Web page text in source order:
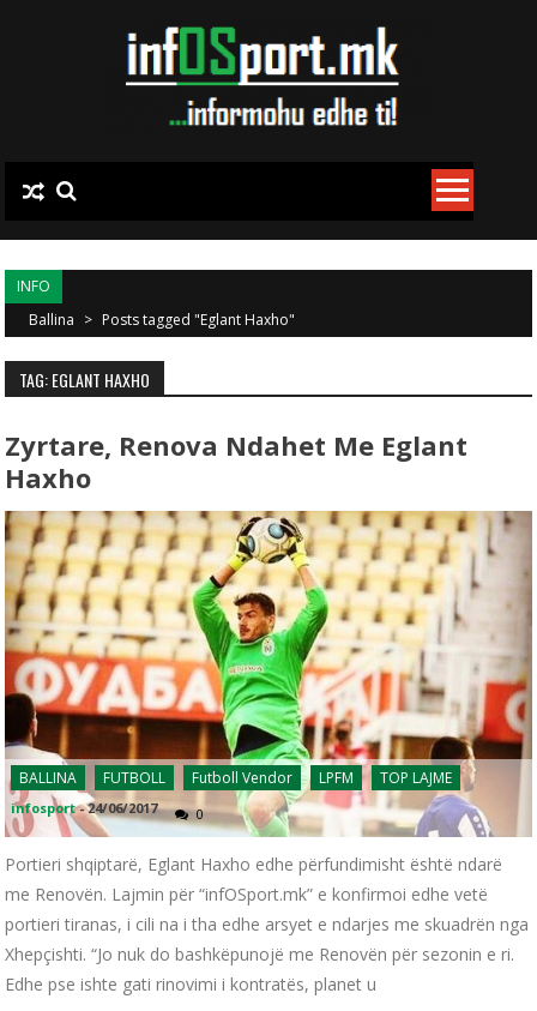
INFO
Ballina > Posts tagged "Eglant Haxho"
TAG: EGLANT HAXHO
Zyrtare, Renova Ndahet Me Eglant
Haxho
BALLINA FUTBOLL Futboll Vendor LPFM TOP LAJME
infosport -24/06/2017 0
Portieri shqiptarë, Eglant Haxho edhe përfundimisht është ndarë
me Renovën. Lajmin për “infOSport.mk” e konfirmoi edhe vetë
portieri tiranas, i cili na i tha edhe arsyet e ndarjes me skuadrën nga
Xhepçishti. “Jo nuk do bashkëpunojë me Renovën për sezonin e ri.
Edhe pse ishte gati rinovimi i kontratës, planet u